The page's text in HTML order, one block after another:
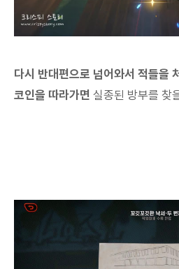
다시 반대편으로 넘어와서 적들을
코인을 따라가면 실종된 방부를 찾